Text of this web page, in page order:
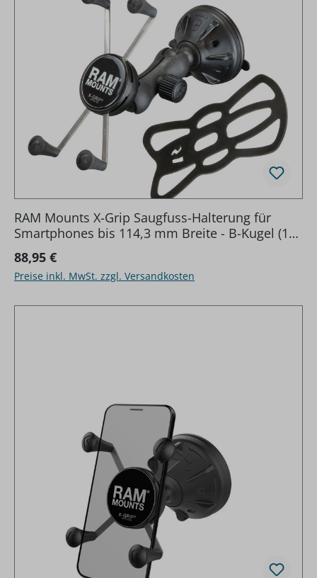
RAM Mounts X-Grip Saugfuss-Halterung für
Smartphones bis 114,3 mm Breite - B-Kugel (1
Zoll), kurzer Verbindungsarm (ca. 50 mm)
Regulärer Preis:
88,95 €
Preise inkl. MwSt. zzgl. Versandkosten